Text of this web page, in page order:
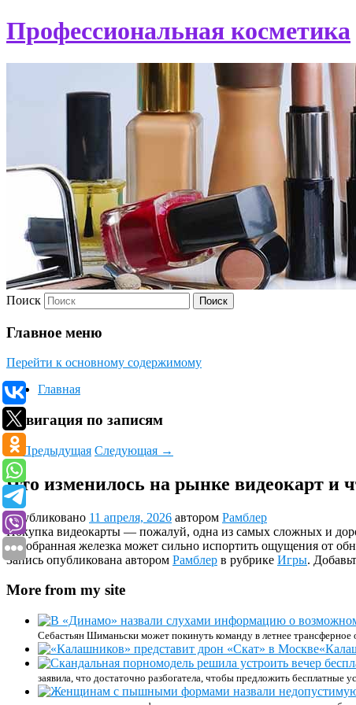
Профессиональная косметика
Поиск
Главное меню
Перейти к основному содержимому
Главная
Навигация по записям
←Предыдущая Следующая →
Что изменилось на рынке видеокарт и
Опубликовано 11 апреля, 2026 автором Рамблер
Покупка видеокарты — пожалуй, одна из самых сложных и
подобранная железка может сильно испортить ощущения от
Запись опубликована автором Рамблер в рубрике Игры.
More from my site
Себастьян Шиманьски может покинуть команду в летнее
заявила, что достаточно разбогатела, чтобы предложить бесплатные